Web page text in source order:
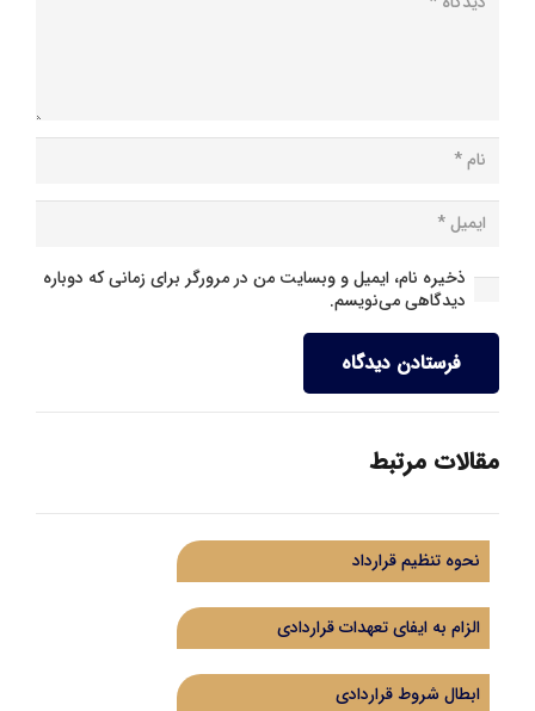
ذخیره نام، ایمیل و وبسایت من در مرورگر برای زمانی که دوباره
دیدگاهی می‌نویسم.
فرستادن دیدگاه
مقالات مرتبط
نحوه تنظیم قرارداد
الزام به ایفای تعهدات قراردادی
ابطال شروط قراردادی